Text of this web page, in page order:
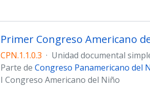
CPN.1.1.0.3 · Unidad documental
Parte de Congreso Panamericano del
I Congreso Americano del Niño